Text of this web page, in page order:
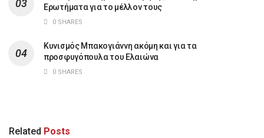
Ερωτήματα για το μέλλον τους
0 SHARES
Κυνισμός Μπακογιάννη ακόμη και για τα
προσφυγόπουλα του Ελαιώνα
0 SHARES
Related Posts